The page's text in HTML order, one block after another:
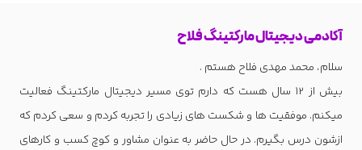
آکادمی دیجیتال مارکتینگ فلاح
سلام، محمد مهدی فلاح هستم .
بیش از 12 سال هست که دارم توی مسیر دیجیتال مارکتینگ فعالیت
میکنم. موفقیت ها و شکست های زیادی را تجربه کردم و سعی کردم که
ازشون درس بگیرم. در حال حاضر به عنوان مشاور و کوچ کسب و کارهای